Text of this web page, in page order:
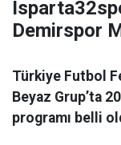
Demirspor
Türkiye Futbol
Beyaz Grup’ta
programı belli